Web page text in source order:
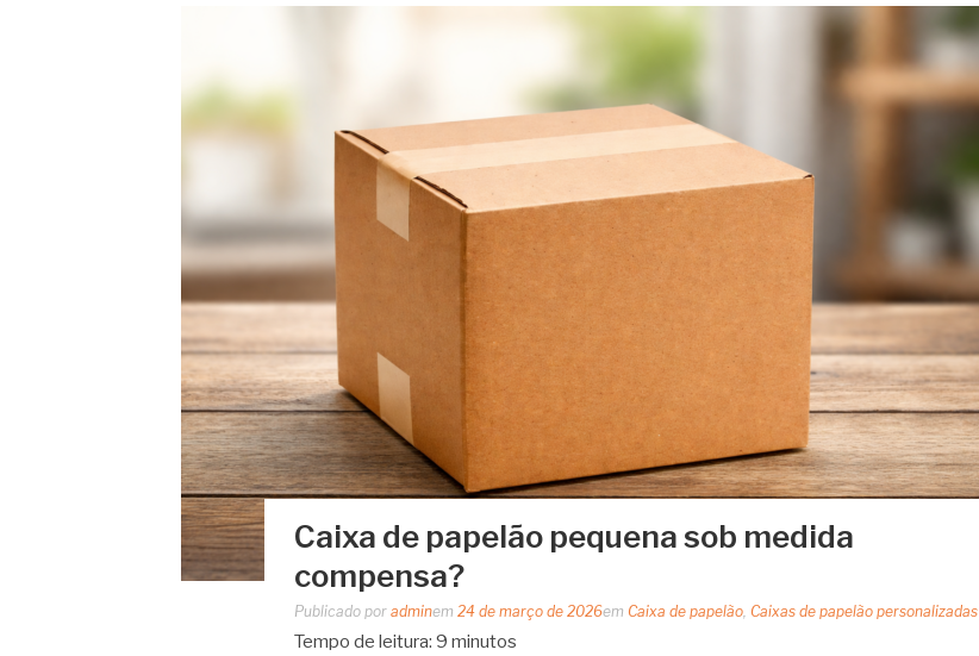
Caixa de papelão pequena sob medida
compensa?
Publicado por adminem 24 de março de 2026em Caixa de papelão, Caixas de papelão personalizadas
Tempo de leitura: 9 minutos